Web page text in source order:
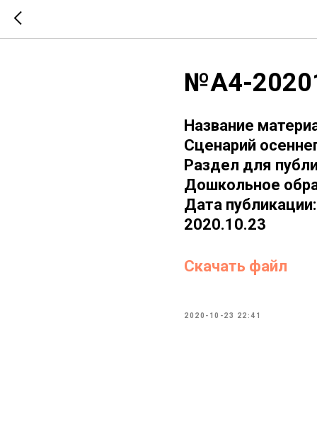
№А4-
Название
Сценарий
Раздел для
Дошкольное
Дата публикации:
2020.10.23
Скачать файл
2020-10-23 22:41